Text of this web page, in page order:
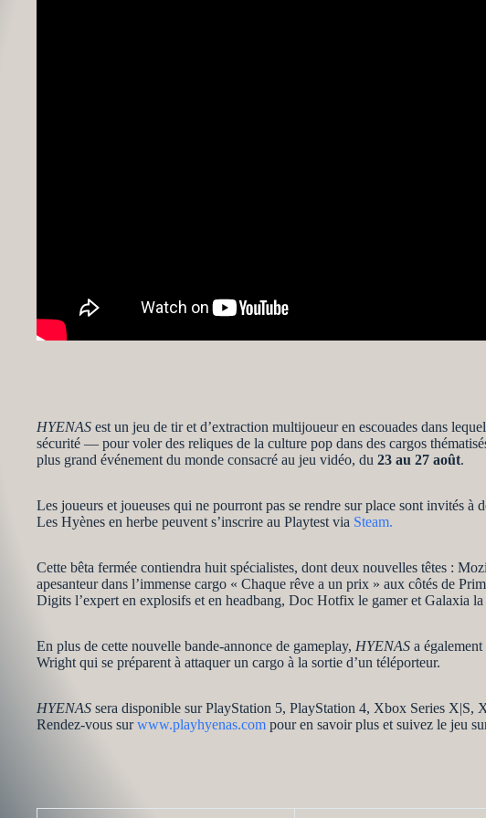
HYENAS est un jeu de tir et d’extraction multijoueur en escouades dans
sécurité — pour voler des reliques de la culture pop dans des cargos
plus grand événement du monde consacré au jeu vidéo, du 23 au 27 août.
Les joueurs et joueuses qui ne pourront pas se rendre sur place sont invités
Les Hyènes en herbe peuvent s’inscrire au Playtest via Steam.
Cette bêta fermée contiendra huit spécialistes, dont deux nouvelles têtes :
apesanteur dans l’immense cargo « Chaque rêve a un prix » aux côtés de
Digits l’expert en explosifs et en headbang, Doc Hotfix le gamer et Galaxia
En plus de cette nouvelle bande-annonce de gameplay, HYENAS a
Wright qui se préparent à attaquer un cargo à la sortie d’un téléporteur.
HYENAS sera disponible sur PlayStation 5, PlayStation 4, Xbox Series X|S,
Rendez-vous surwww.playhyenas.com pour en savoir plus et suivez le jeu